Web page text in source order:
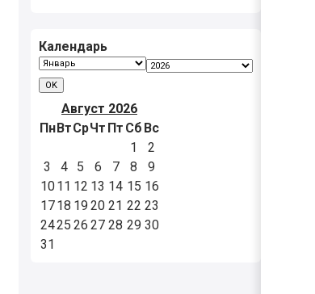
Календарь
Август 2026
ПнВтСрЧт Пт Сб Вс
1
2
3
4 5 6 7 8
9
1011 12 13 14 15 16
1718 19 20 21 22 23
2425 26 27 28 29 30
31